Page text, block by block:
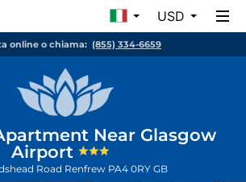
USD
online o chiama: (855) 334-6659
Near Glasgow
Airport
Road Renfrew PA4 0RY GB